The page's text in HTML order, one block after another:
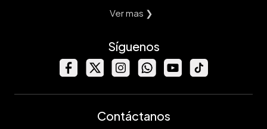
Ver mas ❯
Síguenos
Contáctanos